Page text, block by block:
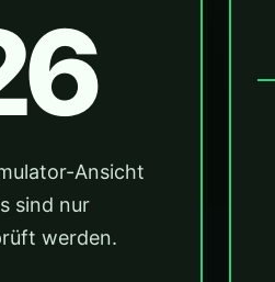
Ansicht
sind nur
werden.